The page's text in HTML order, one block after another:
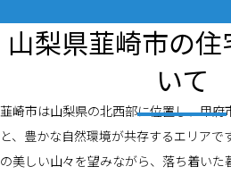
山梨県韮崎市の
いて
韮崎市は山梨県の北西部に位置し、甲府
と、豊かな自然環境が共存するエリアで
の美しい山々を望みながら、落ち着いた